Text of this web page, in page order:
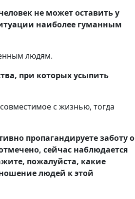
не может оставить у
наиболее гуманным
людям.
при которых усыпить
с жизнью, тогда
пропагандируете заботу о
сейчас наблюдается
пожалуйста, какие
людей к этой